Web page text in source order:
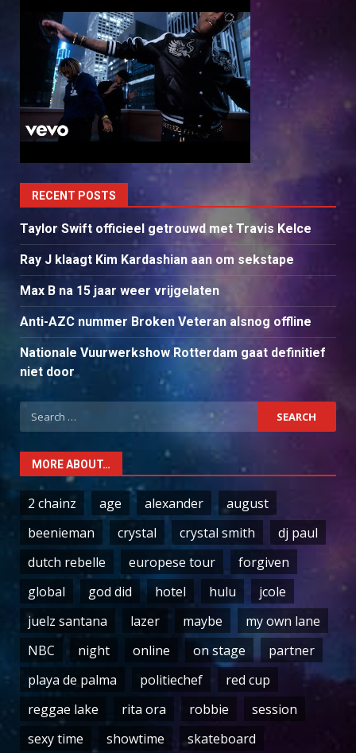
RECENT POSTS
Taylor Swift officieel getrouwd met Travis Kelce
Ray J klaagt Kim Kardashian aan om sekstape
Max B na 15 jaar weer vrijgelaten
Anti-AZC nummer Broken Veteran alsnog offline
Nationale Vuurwerkshow Rotterdam gaat definitief
niet door
Search
for:
MORE ABOUT…
2 chainz age alexander
august
beenieman
crystal crystal smith
dj paul
dutch rebelle
europese tour
forgiven
global
god did hotel hulu
jcole
juelz santana
lazer maybe
my own lane
NBC
night online on stage
partner
playa de palma
politiechef
red cup
reggae lake
rita ora robbie
session
sexy time
showtime skateboard